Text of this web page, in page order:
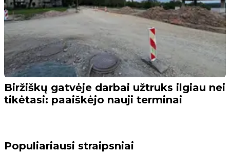
Biržiškų gatvėje darbai užtruks ilgiau nei
tikėtasi: paaiškėjo nauji terminai
Populiariausi straipsniai